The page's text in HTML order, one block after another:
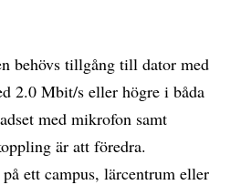
behövs tillgång till dator med
2.0 Mbit/s eller högre i båda
med mikrofon samt
är att föredra.
ett campus, lärcentrum eller